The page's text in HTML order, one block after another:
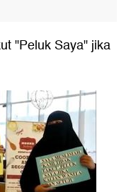
"Peluk Saya" jika